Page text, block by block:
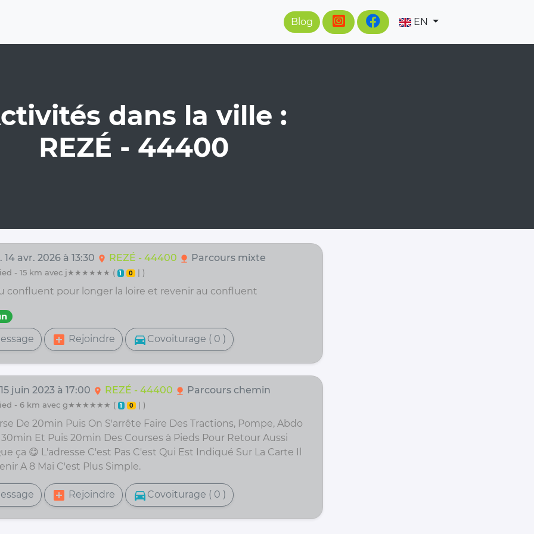
Blog EN
dans la ville :
REZÉ - 44400
14 avr. 2026 à 13:30 location_on REZÉ - 44400 nature Parcours mixte
- 15 km avec j★★★★★★ ( 1 0 | )
confluent pour longer la loire et revenir au confluent
add_box Rejoindre directions_car Covoiturage ( 0 )
juin 2023 à 17:00 location_on REZÉ - 44400 nature Parcours chemin
- 6 km avec g★★★★★★ ( 1 0 | )
De 20min Puis On S'arrête Faire Des Tractions, Pompe, Abdo
Et Puis 20min Des Courses à Pieds Pour Retour Aussi
ça 😋 L'adresse C'est Pas C'est Qui Est Indiqué Sur La Carte Il
A 8 Mai C'est Plus Simple.
add_box Rejoindre directions_car Covoiturage ( 0 )